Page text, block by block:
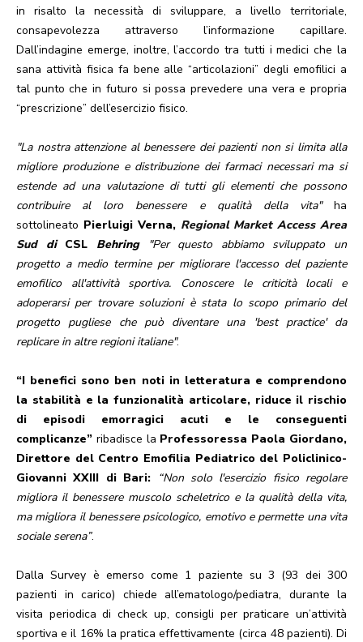
in risalto la necessità di sviluppare, a livello territoriale,
consapevolezza attraverso l’informazione capillare.
Dall’indagine emerge, inoltre, l’accordo tra tutti i medici che la
sana attività fisica fa bene alle “articolazioni” degli emofilici a
tal punto che in futuro si possa prevedere una vera e propria
“prescrizione” dell’esercizio fisico.
"La nostra attenzione al benessere dei pazienti non si limita alla
migliore produzione e distribuzione dei farmaci necessari ma si
estende ad una valutazione di tutti gli elementi che possono
contribuire al loro benessere e qualità della vita"ha
sottolineato Pierluigi Verna, Regional Market Access Area
Sud
di CSL Behring
"Per questo abbiamo sviluppato un
progetto a medio termine per migliorare l'accesso del paziente
emofilico all'attività sportiva. Conoscere le criticità locali e
adoperarsi per trovare soluzioni è stata lo scopo primario del
progetto pugliese che può diventare una 'best practice' da
replicare in altre regioni italiane".
“I benefici sono ben noti in letteratura e comprendono
la stabilità e la funzionalità articolare, riduce il rischio
di episodi emorragici acuti e le conseguenti
complicanze” ribadisce la Professoressa Paola Giordano,
Direttore del Centro Emofilia Pediatrico del Policlinico-
Giovanni XXIII di Bari: “Non solo l'esercizio fisico regolare
migliora il benessere muscolo scheletrico e la qualità della vita,
ma migliora il benessere psicologico, emotivo e permette una vita
sociale serena”.
Dalla Survey è emerso come 1 paziente su 3 (93 dei 300
pazienti in carico) chiede all’ematologo/pediatra, durante la
visita periodica di check up, consigli per praticare un’attività
sportiva e il 16% la pratica effettivamente (circa 48 pazienti). Di